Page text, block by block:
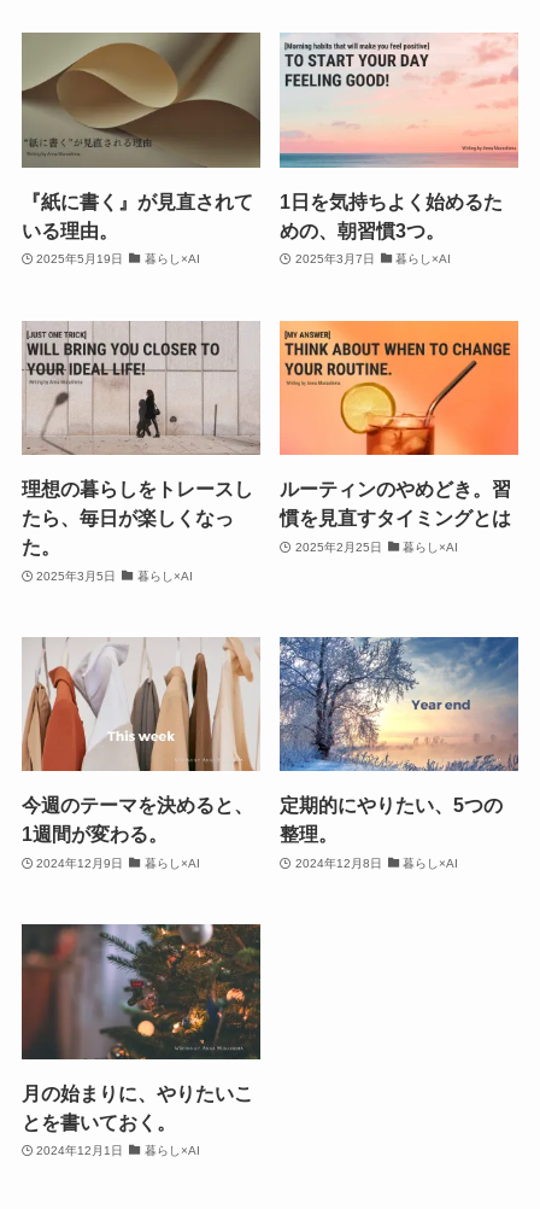
『紙に書く』が見直されて
いる理由。
2025年5月19日 暮らし×AI
1日を気持ちよく始めるた
めの、朝習慣3つ。
2025年3月7日 暮らし×AI
理想の暮らしをトレースし
たら、毎日が楽しくなっ
た。
2025年3月5日 暮らし×AI
ルーティンのやめどき。習
慣を見直すタイミングとは
2025年2月25日 暮らし×AI
今週のテーマを決めると、
1週間が変わる。
2024年12月9日 暮らし×AI
定期的にやりたい、5つの
整理。
2024年12月8日 暮らし×AI
月の始まりに、やりたいこ
とを書いておく。
2024年12月1日 暮らし×AI